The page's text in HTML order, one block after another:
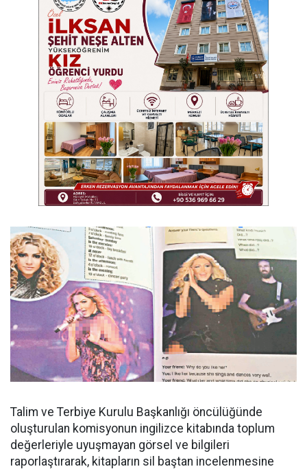
Talim ve Terbiye Kurulu Başkanlığı öncülüğünde
oluşturulan komisyonun ingilizce kitabında toplum
değerleriyle uyuşmayan görsel ve bilgileri
raporlaştırarak, kitapların sil baştan incelenmesine